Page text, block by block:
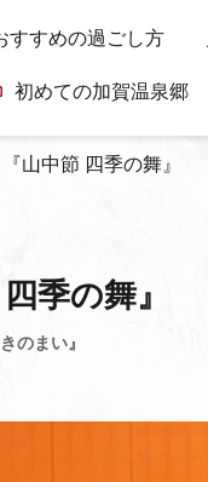
すすめの過ごし方
初めての加賀温泉郷
山中節 四季の舞』
季の舞』